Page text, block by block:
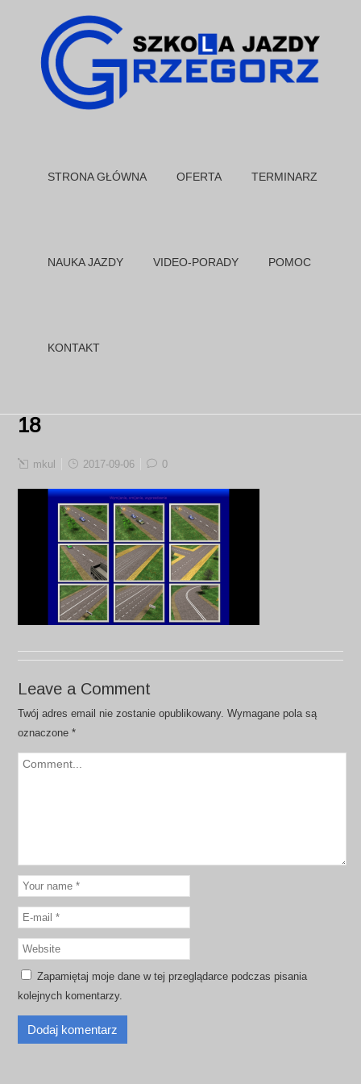
STRONA GŁÓWNA OFERTA TERMINARZ
NAUKA JAZDY VIDEO-PORADY POMOC
KONTAKT
18
mkul 2017-09-06 0
Leave a Comment
Twój adres email nie zostanie opublikowany. Wymagane pola są
oznaczone*
Zapamiętaj moje dane w tej przeglądarce podczas pisania
kolejnych komentarzy.